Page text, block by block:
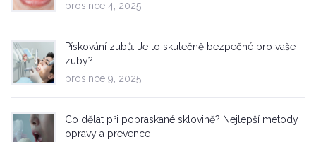
prosince 4, 2025
Pískování zubů: Je to skutečně bezpečné pro vaše
zuby?
prosince 9, 2025
Co dělat při popraskané sklovině? Nejlepší metody
opravy a prevence